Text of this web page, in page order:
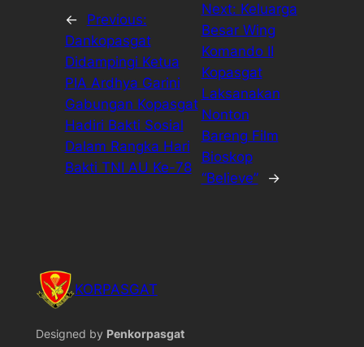
←
Previous:
Dankopasgat
Didampingi Ketua
PIA Ardhya Garini
Gabungan Kopasgat
Hadiri Bakti Sosial
Dalam Rangka Hari
Bakti TNI AU Ke-78
Next: Keluarga
Besar Wing
Komando II
Kopasgat
Laksanakan
Nonton
Bareng Film
Bioskop
“Believe”
→
KORPASGAT
Designed by Penkorpasgat